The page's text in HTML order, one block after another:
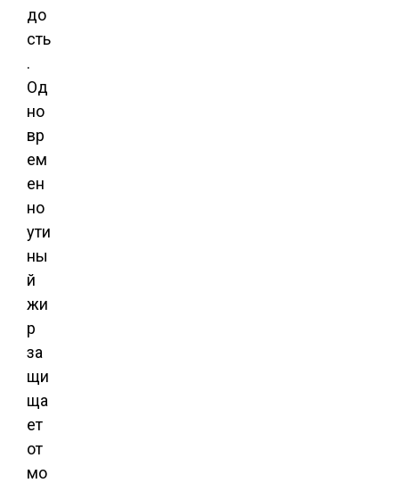
до
сть
.
Од
но
вр
ем
ен
но
ути
ны
й
жи
р
за
щи
ща
ет
от
мо